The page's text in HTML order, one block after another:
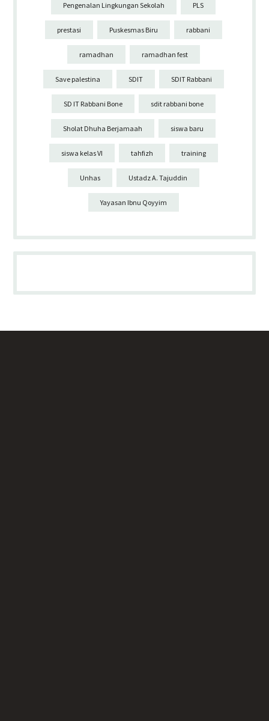
Pengenalan Lingkungan Sekolah PLS
prestasi Puskesmas Biru rabbani
ramadhan ramadhan fest
Save palestina SDIT SDIT Rabbani
SD IT Rabbani Bone sdit rabbani bone
Sholat Dhuha Berjamaah siswa baru
siswa kelas VI tahfizh training
Unhas Ustadz A. Tajuddin
Yayasan Ibnu Qoyyim